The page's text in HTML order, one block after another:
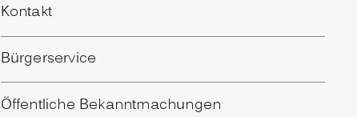
Kontakt
Bürgerservice
Öffentliche Bekanntmachungen